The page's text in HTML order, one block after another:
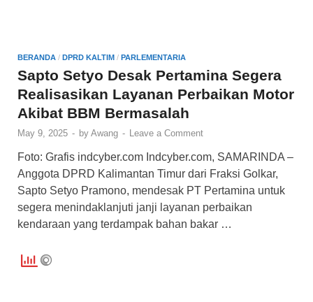
o
o
k
p
p
BERANDA / DPRD KALTIM / PARLEMENTARIA
Sapto Setyo Desak Pertamina Segera
Realisasikan Layanan Perbaikan Motor
Akibat BBM Bermasalah
May 9, 2025 - by Awang - Leave a Comment
Foto: Grafis indcyber.com Indcyber.com, SAMARINDA –
Anggota DPRD Kalimantan Timur dari Fraksi Golkar,
Sapto Setyo Pramono, mendesak PT Pertamina untuk
segera menindaklanjuti janji layanan perbaikan
kendaraan yang terdampak bahan bakar …